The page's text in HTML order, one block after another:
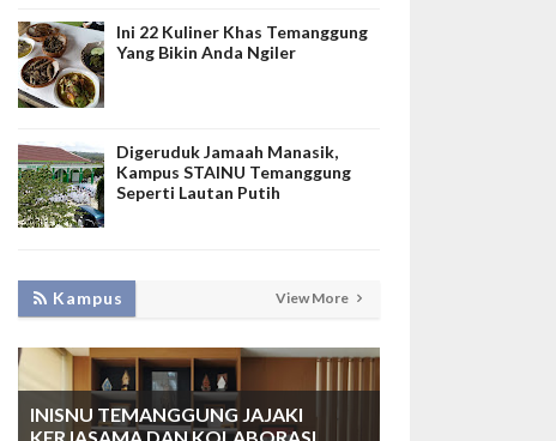
Ini 22 Kuliner Khas Temanggung
Yang Bikin Anda Ngiler
Digeruduk Jamaah Manasik,
Kampus STAINU Temanggung
Seperti Lautan Putih
Kampus View More
INISNU TEMANGGUNG JAJAKI